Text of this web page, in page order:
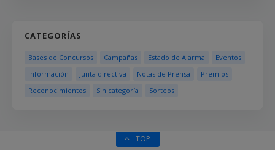
CATEGORÍAS
Bases de Concursos Campañas Estado de Alarma
Eventos
Información
Junta directiva Notas de Prensa
Premios
Reconocimientos
Sin categoría Sorteos
TOP